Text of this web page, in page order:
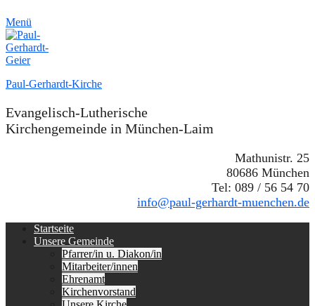
Menü
Paul-Gerhardt-Kirche
Evangelisch-Lutherische
Kirchengemeinde in München-Laim
Mathunistr. 25
80686 München
Tel: 089 / 56 54 70
info@paul-gerhardt-muenchen.de
Erstes
Menü
Startseite
Unsere Gemeinde
Pfarrer/in u. Diakon/in
Mitarbeiter/innen
Ehrenamt
Kirchenvorstand